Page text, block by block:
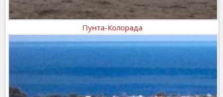
Пунта-Колорада